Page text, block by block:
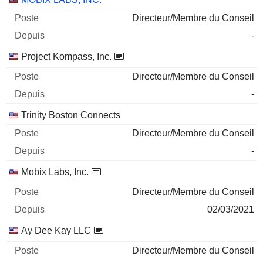
Directeur/Membre du Conseil
-
Project Kompass, Inc.
Directeur/Membre du Conseil
-
Trinity Boston Connects
Directeur/Membre du Conseil
-
Mobix Labs, Inc.
Directeur/Membre du Conseil
02/03/2021
Ay Dee Kay LLC
Directeur/Membre du Conseil